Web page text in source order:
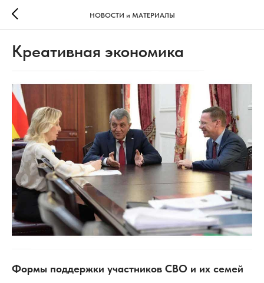
НОВОСТИ и МАТЕРИАЛЫ
Креативная экономика
Формы поддержки участников СВО и их семей